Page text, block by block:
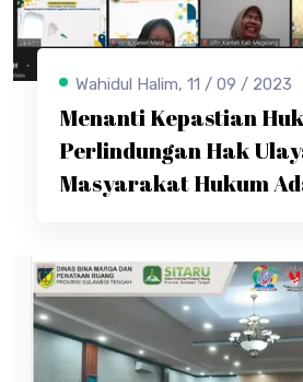
Wahidul Halim, 11 / 09 / 2023
Menanti Kepastian
Perlindungan Hak
Masyarakat Hukum